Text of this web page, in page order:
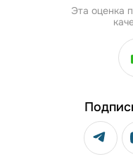
Эта оценка